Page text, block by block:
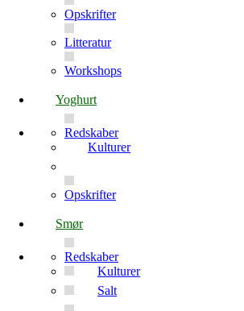
Opskrifter
Litteratur
Workshops
Yoghurt
Redskaber
Kulturer
Opskrifter
Smør
Redskaber
Kulturer
Salt